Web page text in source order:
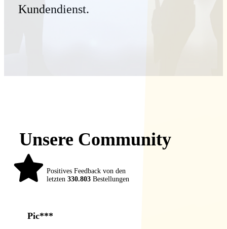
Kundendienst.
Unsere Community
Positives Feedback von den
letzten 330.803 Bestellungen
Pic***